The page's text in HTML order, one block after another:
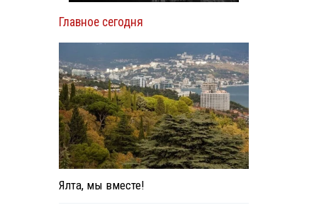
Главное сегодня
Ялта, мы вместе!